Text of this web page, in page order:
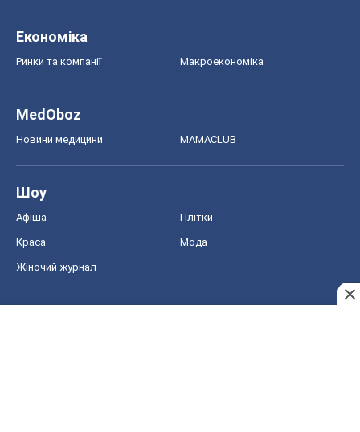
Економіка
Ринки та компанії Макроекономіка
MedOboz
Новини медицини MAMACLUB
Шоу
Афіша Плітки
Краса Мода
Жіночий журнал